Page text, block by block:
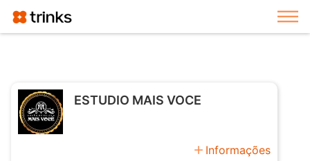
ESTUDIO MAIS VOCE
add Informações